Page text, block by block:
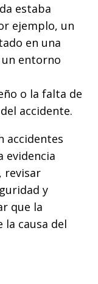
estaba
ejemplo, un
en una
un entorno
o la falta de
accidente.
accidentes
evidencia
revisar
y
que la
causa del